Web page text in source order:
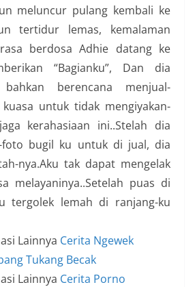
meluncur pulang kembali ke
tertidur lemas, kemalaman
berdosa Adhie datang ke
“Bagianku”, Dan dia
bahkan berencana menjual-
untuk tidak mengiyakan-
kerahasiaan ini..Stelah dia
foto bugil ku untuk di jual, dia
nya.Aku tak dapat mengelak
melayaninya..Setelah puas di
tergolek lemah di ranjang-ku
Lainnya Cerita Ngewek
Tukang Becak
Lainnya Cerita Porno